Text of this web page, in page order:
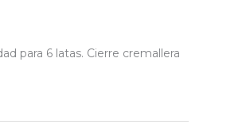
para 6 latas. Cierre cremallera